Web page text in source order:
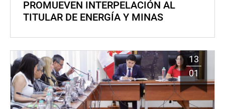
PROMUEVEN INTERPELACIÓN AL
TITULAR DE ENERGÍA Y MINAS
13
01